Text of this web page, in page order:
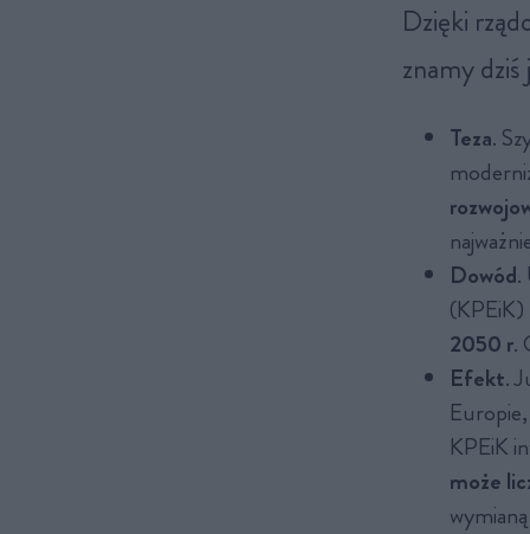
Dzięki
znamy dziś
Teza.
Dowód.
(KPEiK)
2050 r.
Efekt.
KPEiK
może